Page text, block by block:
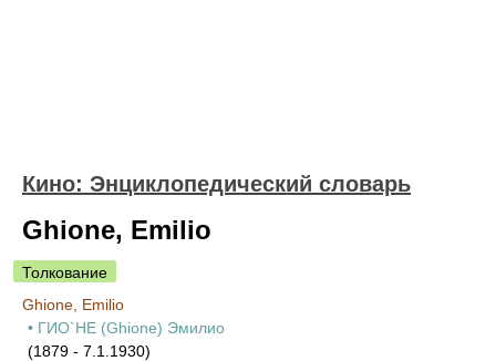
Кино: Энциклопедический словарь
Ghione, Emilio
Толкование
Ghione, Emilio
• ГИО`НЕ (Ghione) Эмилио
(1879 - 7.1.1930)